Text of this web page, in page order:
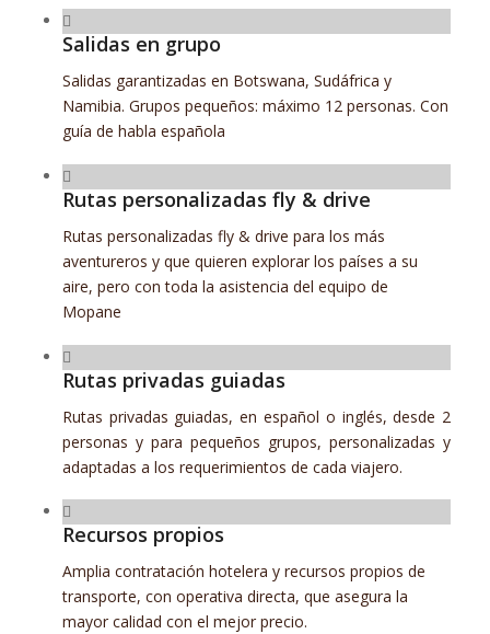
Salidas en grupo
Salidas garantizadas en Botswana, Sudáfrica y
Namibia. Grupos pequeños: máximo 12 personas. Con
guía de habla española
Rutas personalizadas fly & drive
Rutas personalizadas fly & drive para los más
aventureros y que quieren explorar los países a su
aire, pero con toda la asistencia del equipo de
Mopane
Rutas privadas guiadas
Rutas privadas guiadas, en español o inglés, desde 2
personas y para pequeños grupos, personalizadas y
adaptadas a los requerimientos de cada viajero.
Recursos propios
Amplia contratación hotelera y recursos propios de
transporte, con operativa directa, que asegura la
mayor calidad con el mejor precio.